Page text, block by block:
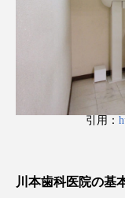
引用：
川本歯科医院の基